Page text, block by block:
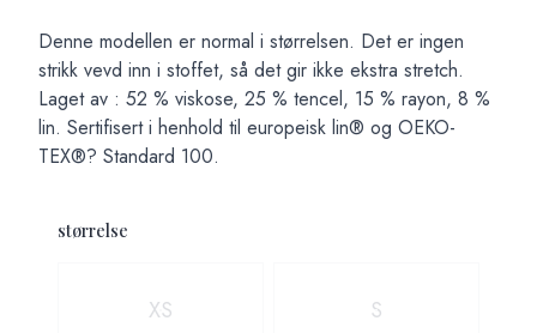
Denne modellen er normal i størrelsen. Det er ingen
strikk vevd inn i stoffet, så det gir ikke ekstra stretch.
Laget av : 52 % viskose, 25 % tencel, 15 % rayon, 8 %
lin. Sertifisert i henhold til europeisk lin® og OEKO-
TEX®? Standard 100.
størrelse
XS S